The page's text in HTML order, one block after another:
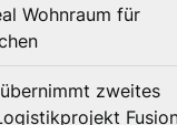
Wohnraum für
zweites